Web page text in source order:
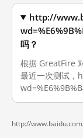
http://
吗？
根据 GreatFire
最近一次测试
http://